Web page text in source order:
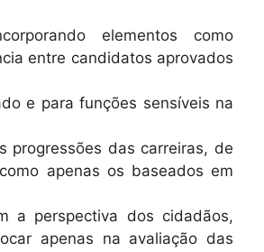
elementos como
entre candidatos aprovados
e para funções sensíveis na
progressões das carreiras, de
apenas os baseados em
a perspectiva dos cidadãos,
apenas na avaliação das